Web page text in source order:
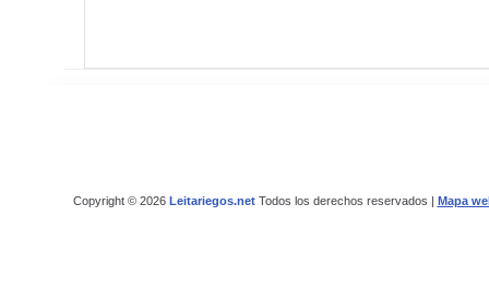
Copyright © 2026 Leitariegos.netTodos los derechos reservados | Mapa